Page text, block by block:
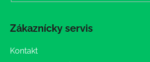
Zákaznícky servis
Kontakt